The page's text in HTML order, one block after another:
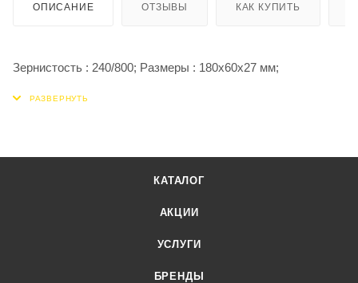
ОПИСАНИЕ ОТЗЫВЫ КАК КУПИТЬ
Зернистость : 240/800; Размеры : 180х60х27 мм;
КАТАЛОГ
АКЦИИ
УСЛУГИ
БРЕНДЫ